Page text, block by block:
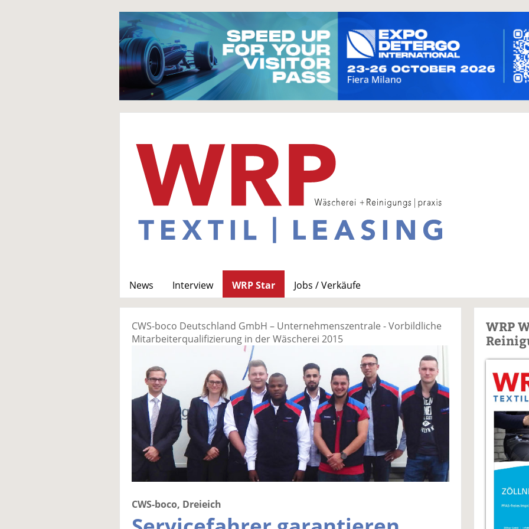
News Interview WRP Star
Jobs / Verkäufe
CWS-boco Deutschland GmbH – Unternehmenszentrale - Vorbildliche
Mitarbeiterqualifizierung in der Wäscherei 2015
CWS-boco, Dreieich
WRP